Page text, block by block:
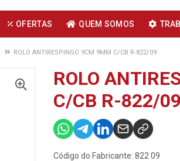
OFERTAS QUEM SOMOS
ROLO ANTIRESPINGO 9CM 9MM C/CB R-822/09
ROLO
C/CB R-822/09
Código do Fabricante: 822 09